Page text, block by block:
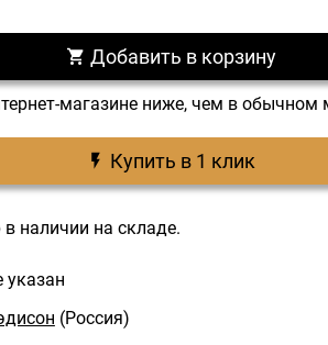
Добавить в корзину
магазине ниже, чем в обычном
Купить в 1 клик
в наличии на складе.
указан
(Россия)